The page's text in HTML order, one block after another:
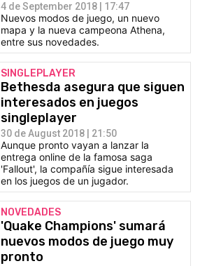
4 de September 2018 | 17:47
Nuevos modos de juego, un nuevo
mapa y la nueva campeona Athena,
entre sus novedades.
SINGLEPLAYER
Bethesda asegura que siguen
interesados en juegos
singleplayer
30 de August 2018 | 21:50
Aunque pronto vayan a lanzar la
entrega online de la famosa saga
'Fallout', la compañía sigue interesada
en los juegos de un jugador.
NOVEDADES
'Quake Champions' sumará
nuevos modos de juego muy
pronto